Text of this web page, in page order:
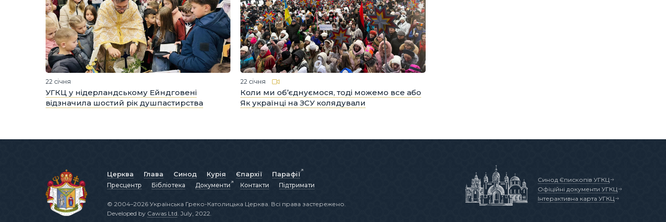
22 січня
УГКЦ у нідерландському Ейндговені
відзначила шостий рік душпастирства
22 січня
Коли ми об’єднуємося, тоді можемо все або
Як українці на ЗСУ колядували
Церква Глава Синод Курія Єпархії Парафії
Пресцентр Бібліотека Документи Контакти Підтримати
Синод Єпископів УГКЦ
Офіційні документи УГКЦ
Інтерактивна карта УГКЦ
© 2004–2026 Українська Греко-Католицька Церква. Всі права застережено.
Developed by Cawas Ltd. July, 2022.